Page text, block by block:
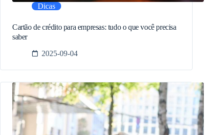
Dicas
Cartão de crédito para empresas: tudo o que você precisa
saber
2025-09-04